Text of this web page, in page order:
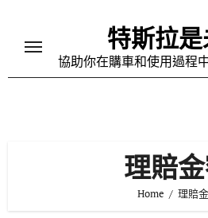
content
特斯拉
協助你在購車和使用過程
理賠
Home 理賠